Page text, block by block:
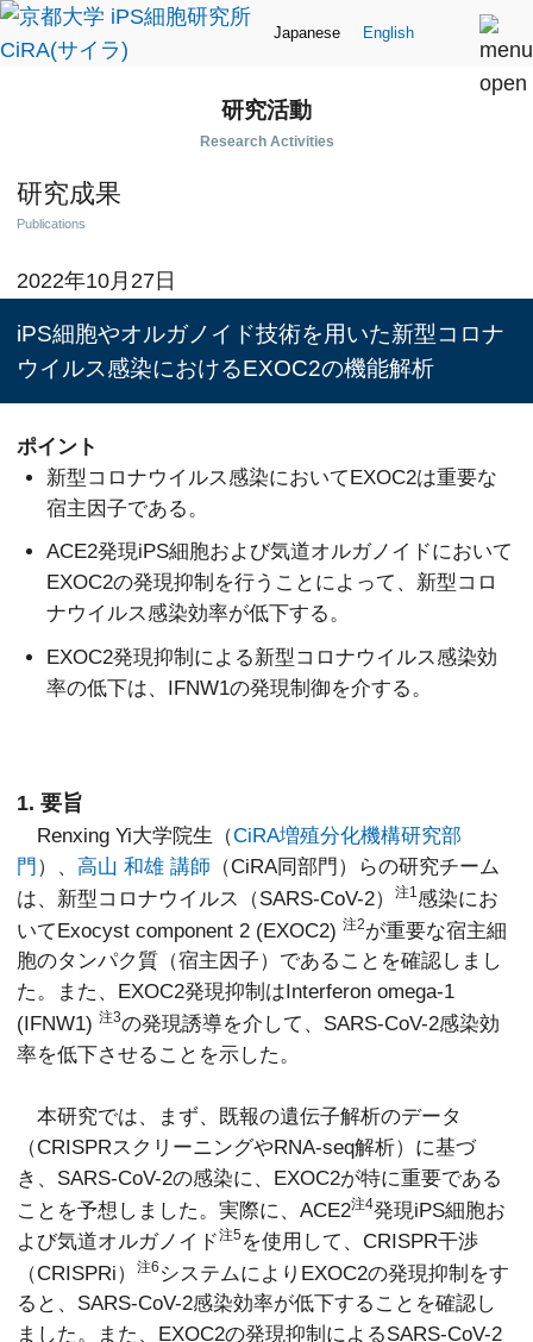
Japanese English
研究活動
Research Activities
研究成果
Publications
2022年10月27日
iPS細胞やオルガノイド技術を用いた新型コロナ
ウイルス感染におけるEXOC2の機能解析
ポイント
新型コロナウイルス感染においてEXOC2は重要な
宿主因子である。
ACE2発現iPS細胞および気道オルガノイドにおいて
EXOC2の発現抑制を行うことによって、新型コロ
ナウイルス感染効率が低下する。
EXOC2発現抑制による新型コロナウイルス感染効
率の低下は、IFNW1の発現制御を介する。
1. 要旨
Renxing Yi大学院生（CiRA増殖分化機構研究部
門 ）、 高山 和雄 講師 （CiRA同部門）らの研究チーム
は、新型コロナウイルス（SARS-CoV-2）注1 感染にお
いてExocyst component 2 (EXOC2)注2が重要な宿主細
胞のタンパク質（宿主因子）であることを確認しまし
た。また、EXOC2発現抑制はInterferon omega-1
(IFNW1)注3の発現誘導を介して、SARS-CoV-2感染効
率を低下させることを示した。
本研究では、まず、既報の遺伝子解析のデータ
（CRISPRスクリーニングやRNA-seq解析）に基づ
き、SARS-CoV-2の感染に、EXOC2が特に重要である
ことを予想しました。実際に、ACE2注4発現iPS細胞お
よび気道オルガノイド注5を使用して、CRISPR干渉
（CRISPRi）注6 システムによりEXOC2の発現抑制をす
ると、SARS-CoV-2感染効率が低下することを確認し
ました。また、EXOC2の発現抑制によるSARS-CoV-2